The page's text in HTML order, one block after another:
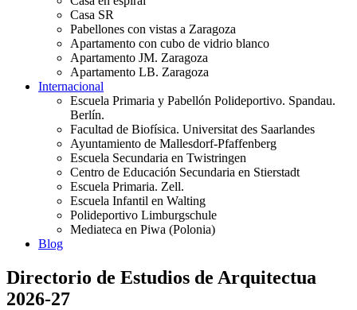
Casa SR
Pabellones con vistas a Zaragoza
Apartamento con cubo de vidrio blanco
Apartamento JM. Zaragoza
Apartamento LB. Zaragoza
Internacional
Escuela Primaria y Pabellón Polideportivo. Spandau.
Berlín.
Facultad de Biofísica. Universitat des Saarlandes
Ayuntamiento de Mallesdorf-Pfaffenberg
Escuela Secundaria en Twistringen
Centro de Educación Secundaria en Stierstadt
Escuela Primaria. Zell.
Escuela Infantil en Walting
Polideportivo Limburgschule
Mediateca en Piwa (Polonia)
Blog
Directorio de Estudios de Arquitectua
2026-27